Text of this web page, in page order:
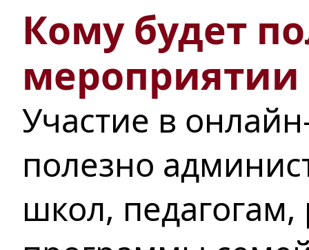
Кому будет
мероприятии
Участие в
полезно
школ,